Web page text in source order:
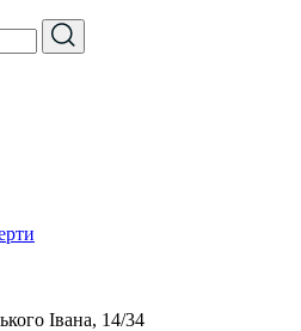
Івана, 14/34